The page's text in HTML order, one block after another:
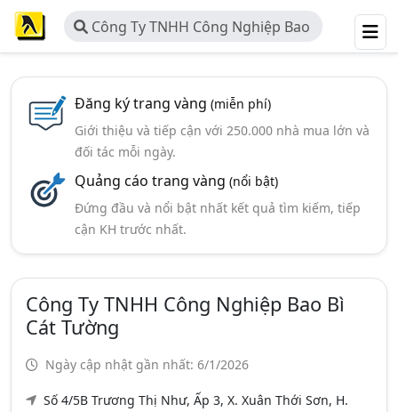
Công Ty TNHH Công Nghiệp Bao
Bì Cát Tường
Đăng ký trang vàng (miễn phí)
Giới thiệu và tiếp cận với 250.000 nhà mua lớn và
đối tác mỗi ngày.
Quảng cáo trang vàng (nổi bật)
Đứng đầu và nổi bật nhất kết quả tìm kiếm, tiếp
cận KH trước nhất.
Công Ty TNHH Công Nghiệp Bao Bì
Cát Tường
Ngày cập nhật gần nhất: 6/1/2026
Số 4/5B Trương Thị Như, Ấp 3, X. Xuân Thới Sơn, H.